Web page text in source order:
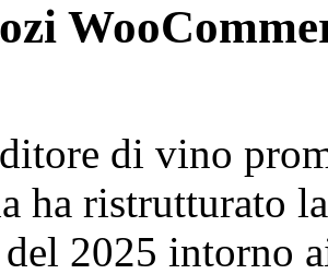
di vino
ha ristrutturato
2025 intorno